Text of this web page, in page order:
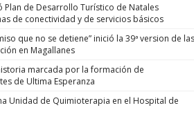
de Desarrollo Turístico de Natales
de conectividad y de servicios básicos
que no se detiene” inició la 39ª version de las
en Magallanes
marcada por la formación de
de Ultima Esperanza
Unidad de Quimioterapia en el Hospital de